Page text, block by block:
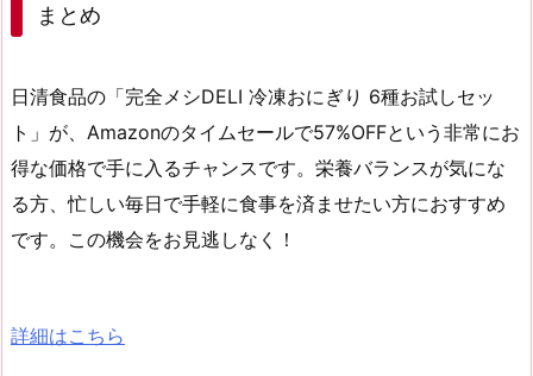
まとめ
日清食品の「完全メシDELI 冷凍おにぎり 6種お試しセッ
ト」が、Amazonのタイムセールで57%OFFという非常にお
得な価格で手に入るチャンスです。栄養バランスが気にな
る方、忙しい毎日で手軽に食事を済ませたい方におすすめ
です。この機会をお見逃しなく！
詳細はこちら